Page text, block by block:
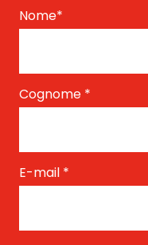
Nome*
Cognome *
E-mail *